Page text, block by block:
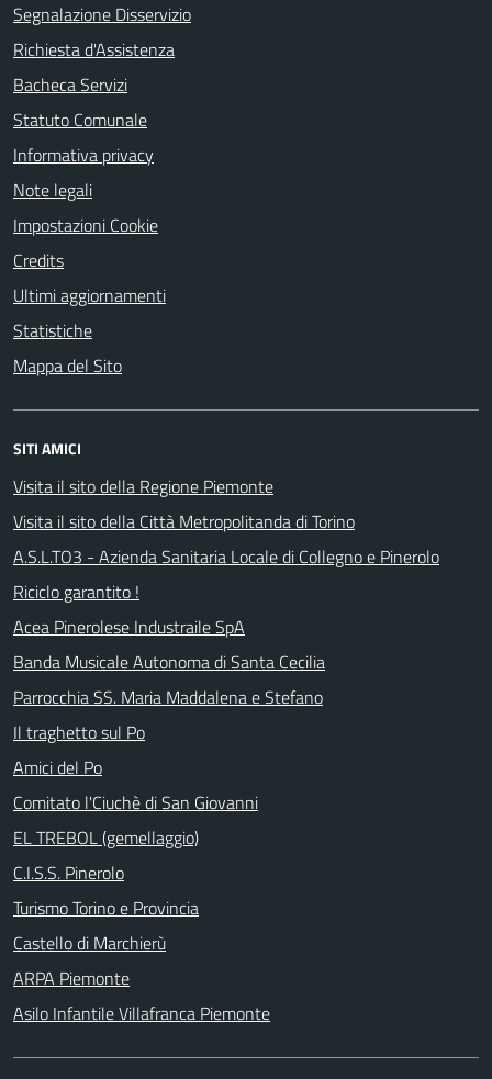
Segnalazione Disservizio
Richiesta d'Assistenza
Bacheca Servizi
Statuto Comunale
Informativa privacy
Note legali
Impostazioni Cookie
Credits
Ultimi aggiornamenti
Statistiche
Mappa del Sito
SITI AMICI
Visita il sito della Regione Piemonte
Visita il sito della Città Metropolitanda di Torino
A.S.L.TO3 - Azienda Sanitaria Locale di Collegno e Pinerolo
Riciclo garantito !
Acea Pinerolese Industraile SpA
Banda Musicale Autonoma di Santa Cecilia
Parrocchia SS. Maria Maddalena e Stefano
Il traghetto sul Po
Amici del Po
Comitato l'Ciuchè di San Giovanni
EL TREBOL (gemellaggio)
C.I.S.S. Pinerolo
Turismo Torino e Provincia
Castello di Marchierù
ARPA Piemonte
Asilo Infantile Villafranca Piemonte